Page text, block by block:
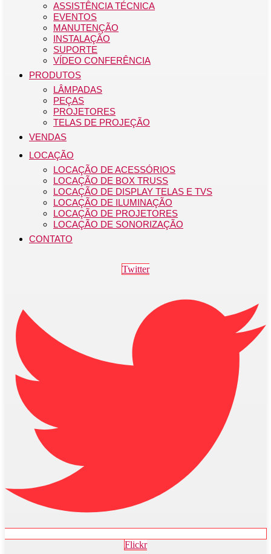
ASSISTÊNCIA TÉCNICA
EVENTOS
MANUTENÇÃO
INSTALAÇÃO
SUPORTE
VÍDEO CONFERÊNCIA
PRODUTOS
LÂMPADAS
PEÇAS
PROJETORES
TELAS DE PROJEÇÃO
VENDAS
LOCAÇÃO
LOCAÇÃO DE ACESSÓRIOS
LOCAÇÃO DE BOX TRUSS
LOCAÇÃO DE DISPLAY TELAS E TVS
LOCAÇÃO DE ILUMINAÇÃO
LOCAÇÃO DE PROJETORES
LOCAÇÃO DE SONORIZAÇÃO
CONTATO
Twitter
Flickr